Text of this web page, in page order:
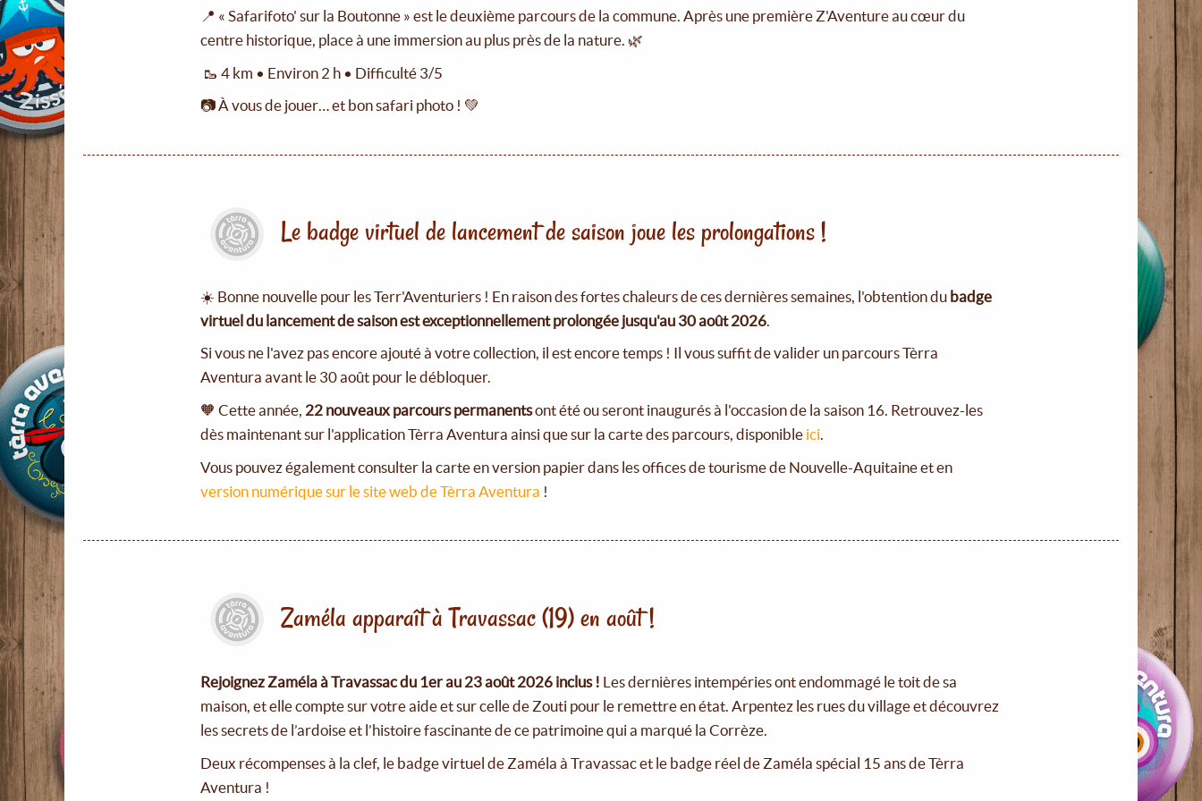
📍 « Safarifoto' sur la Boutonne » est le deuxième parcours de la commune. Après une première Z'Aventure au cœur du
centre historique, place à une immersion au plus près de la nature. 🌿
🥾 4 km • Environ 2 h • Difficulté 3/5
📷 À vous de jouer… et bon safari photo ! 💚
Le badge virtuel de lancement de saison joue les prolongations !
☀️ Bonne nouvelle pour les Terr'Aventuriers ! En raison des fortes chaleurs de ces dernières semaines, l'obtention dubadge
virtuel du lancement de saison est exceptionnellement prolongée jusqu'au 30 août 2026.
Si vous ne l'avez pas encore ajouté à votre collection, il est encore temps ! Il vous suffit de valider un parcours Tèrra
Aventura avant le 30 août pour le débloquer.
🧡 Cette année, 22 nouveaux parcours permanentsont été ou seront inaugurés à l'occasion de la saison 16. Retrouvez-les
dès maintenant sur l'application Tèrra Aventura ainsi que sur la carte des parcours, disponible ici.
Vous pouvez également consulter la carte en version papier dans les offices de tourisme de Nouvelle-Aquitaine et en
version numérique sur le site web de Tèrra Aventura !
Zaméla apparaît à Travassac (19) en août !
Rejoignez Zaméla à Travassac du 1er au 23 août 2026 inclus ! Les dernières intempéries ont endommagé le toit de sa
maison, et elle compte sur votre aide et sur celle de Zouti pour le remettre en état. Arpentez les rues du village et découvrez
les secrets de l’ardoise et l’histoire fascinante de ce patrimoine qui a marqué la Corrèze.
Deux récompenses à la clef, le badge virtuel de Zaméla à Travassac et le badge réel de Zaméla spécial 15 ans de Tèrra
Aventura !